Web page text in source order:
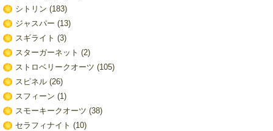
シトリン (183)
ジャスパー (13)
スギライト (3)
スターガーネット (2)
ストロベリークオーツ (105)
スピネル(26)
スフィーン (1)
スモーキークオーツ (38)
セラフィナイト (10)